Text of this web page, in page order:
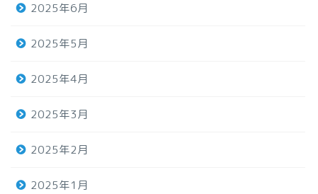
2025年6月
2025年5月
2025年4月
2025年3月
2025年2月
2025年1月